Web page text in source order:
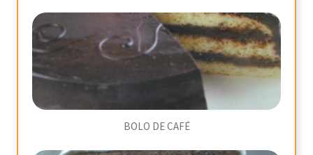
BOLO DE CAFÉ